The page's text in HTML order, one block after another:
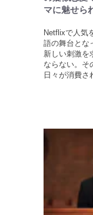
マに魅せら
Netflixで人気
語の舞台とな
新しい刺激を
ならない。そ
日々が消費